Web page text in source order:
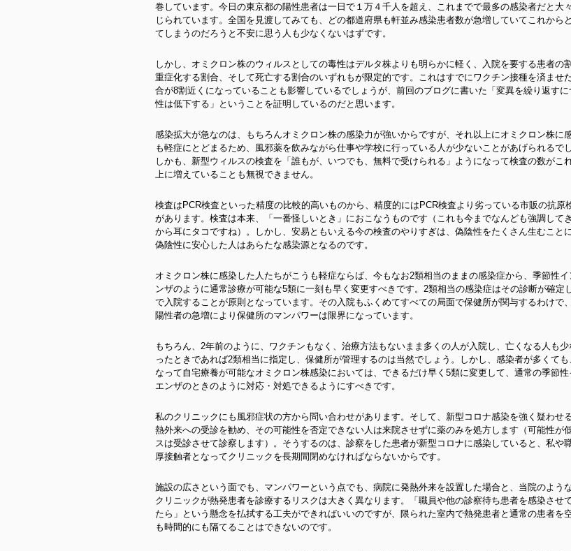
巻しています。今日の東京都の陽性患者は一日で１万４千人を超え、これまでで最多の感染者だと大
じられています。全国を見渡してみても、どの都道府県も軒並み感染患者数が急増していてこれから
てしまうのだろうと不安に思う人も少なくないはずです。
しかし、オミクロン株のウィルスとしての毒性はデルタ株よりも明らかに軽く、入院を要する患者の割
重症化する割合、そして死亡する割合のいずれもが限定的です。これはすでにワクチン接種を済ませ
合が8割近くになっていることも影響しているでしょうが、前回のブログに書いた「変異を繰り返す
性は低下する」ということを証明しているのだと思います。
感染拡大が急なのは、もちろんオミクロン株の感染力が強いからですが、それ以上にオミクロン株に
も軽症にとどまるため、風邪薬を飲みながら仕事や学校に行っている人が少ないことがあげられるでし
しかも、新型ウィルスの検査を「誰もが、いつでも、無料で受けられる」ようになって検査の数がこ
上に増えていることも無視できません。
検査はPCR検査といった精度の比較的高いものから、精度的にはPCR検査より劣っている市販の抗原
があります。検査は本来、「一番怪しいとき」におこなうものです（これも今までなんども強調して
から耳にタコですね）。しかし、安易ともいえる今の検査のやりすぎは、偽陰性をたくさん生むことに
偽陰性に安心した人はあらたな感染源となるのです。
オミクロン株に感染した人たちがこうも軽症ならば、今もなお2類相当のままの感染症から、季節性イ
ンザのように通常診療が可能な5類に一刻も早く変更すべきです。2類相当の感染症はその診断が確定
で入院することが原則となっています。その入院もふくめてすべての局面で保健所が関与するわけで
陽性者の急増により保健所のマンパワーは限界になっています。
もちろん、2年前のように、ワクチンもなく、治療方法もないまま多くの人が入院し、亡くなる人も
ったときであれば2類相当に指定し、保健所が管理するのは当然でしょう。しかし、感染者が多くても
なって自宅療養が可能なオミクロン株感染においては、できるだけ早く5類に変更して、通常の季節
エンザのときのように対応・対処できるようにすべきです。
私のクリニックにも風邪症状の方から問い合わせがあります。そして、新型コロナ感染を強く疑わせ
熱外来への受診を勧め、その可能性を否定できない人は来院させずに薬のみを処方します（可能性が
スは受診させて診察します）。そうするのは、診察をした患者が新型コロナに感染していると、私や
厚接触者となってクリニックを長期間閉めなければならないからです。
施設の広さという面でも、マンパワーという点でも、病院に発熱外来を設置した場合と、当院のよう
クリニックが熱発患者を診療するリスクは大きく異なります。「職員や他の診察待ち患者を感染させ
たら」という懸念を払拭する工夫ができればいいのですが、限られた室内で熱発患者と通常の患者を
も時間的にも隔てることはできないのです。